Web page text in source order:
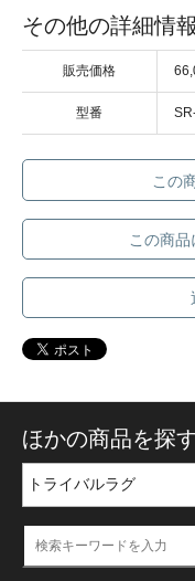
その他の詳細情報
販売価格
型番
この
この商
ほかの商品を探